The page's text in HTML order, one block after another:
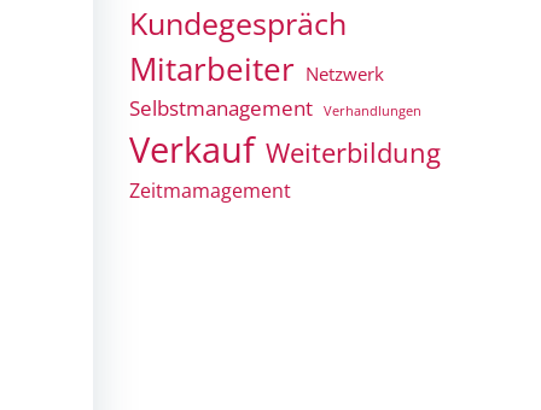
Kundegespräch
Mitarbeiter Netzwerk
Selbstmanagement Verhandlungen
Verkauf Weiterbildung
Zeitmamagement